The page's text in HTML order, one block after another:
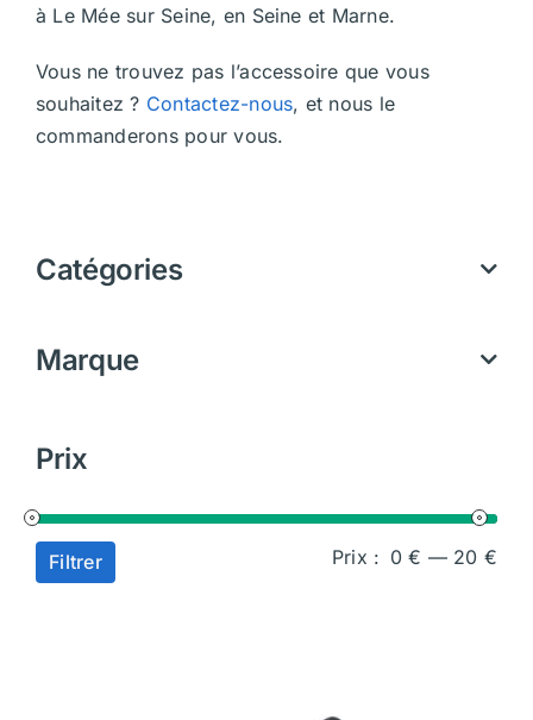
à Le Mée sur Seine, en Seine et Marne.
Vous ne trouvez pas l’accessoire que vous
souhaitez ? Contactez-nous, et nous le
commanderons pour vous.
Catégories
Marque
Prix
Filtrer Prix : 0 € — 20 €